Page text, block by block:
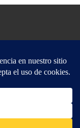
02122, C/
@ 2013
mejor experiencia de
para la
,